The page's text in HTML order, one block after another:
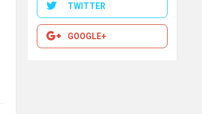
TWITTER
GOOGLE+